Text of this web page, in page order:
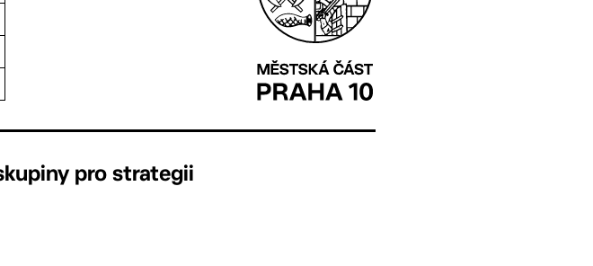
pro strategii